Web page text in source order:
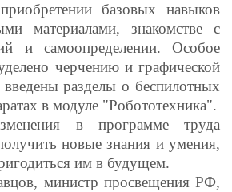
базовых навыков
материалами, знакомстве с
и самоопределении. Особое
черчению и графической
введены разделы о беспилотных
в модуле "Робототехника".
в программе труда
новые знания и умения,
им в будущем.
министр просвещения РФ,